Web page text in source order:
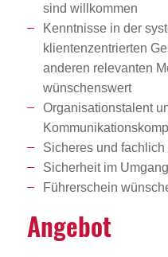
sind willkommen
Kenntnisse in der
klientenzentrierten
anderen relevanten
wünschenswert
Organisationstalent
Sicheres und
Sicherheit im
Führerschein
Angebot